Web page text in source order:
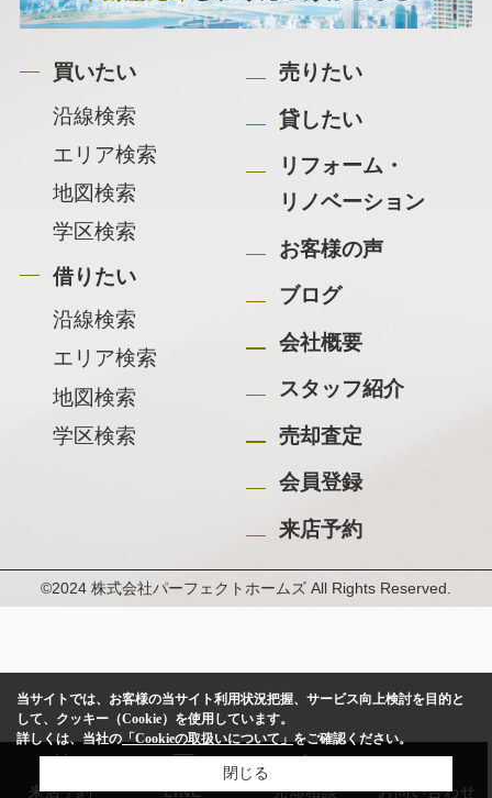
買いたい
沿線検索
エリア検索
地図検索
学区検索
借りたい
沿線検索
エリア検索
地図検索
学区検索
売りたい
貸したい
リフォーム・
リノベーション
お客様の声
ブログ
会社概要
スタッフ紹介
売却査定
会員登録
来店予約
©2024 株式会社パーフェクトホームズ All Rights Reserved.
来店予約 LINE 売却相談 お問い合わせ
当サイトでは、お客様の当サイト利用状況把握、サービス向上検討を目的と
して、クッキー（Cookie）を使用しています。
詳しくは、当社の「Cookieの取扱いについて」をご確認ください。
閉じる